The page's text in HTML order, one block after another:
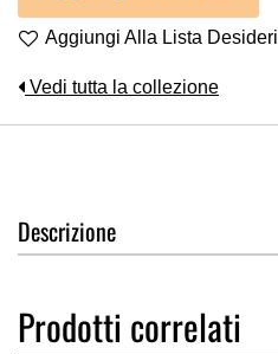
Aggiungi Alla Lista Desideri
Vedi tutta la collezione
Descrizione
Prodotti correlati